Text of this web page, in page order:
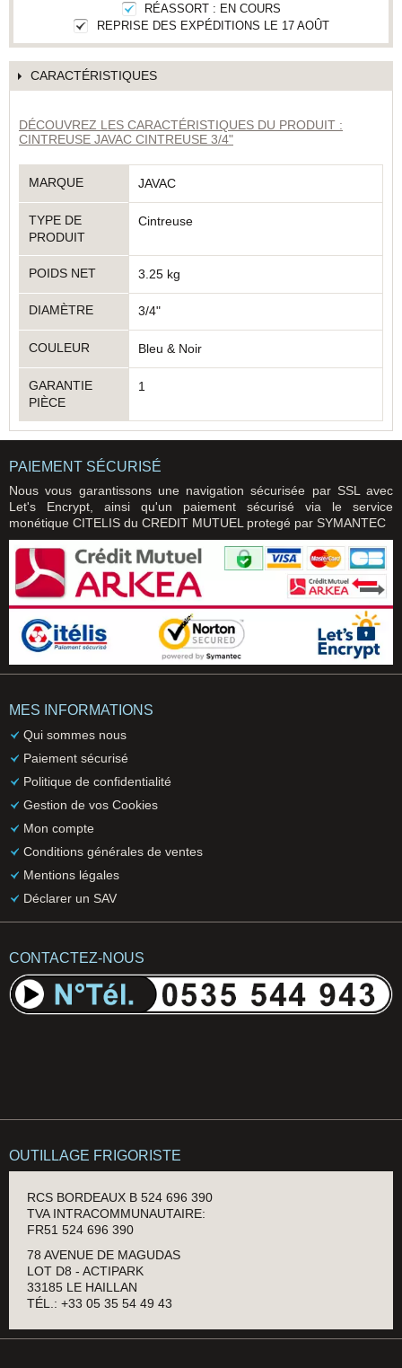
RÉASSORT : EN COURS
REPRISE DES EXPÉDITIONS LE 17 AOÛT
CARACTÉRISTIQUES
DÉCOUVREZ LES CARACTÉRISTIQUES DU PRODUIT :
CINTREUSE JAVAC CINTREUSE 3/4"
MARQUE JAVAC
TYPE DE
PRODUIT
Cintreuse
POIDS NET 3.25 kg
DIAMÈTRE 3/4"
COULEUR Bleu & Noir
GARANTIE
PIÈCE
1
PAIEMENT SÉCURISÉ
Nous vous garantissons une navigation sécurisée par SSL avec
Let's Encrypt, ainsi qu'un paiement sécurisé via le service
monétique CITELIS du CREDIT MUTUEL protegé par SYMANTEC
MES INFORMATIONS
Qui sommes nous
Paiement sécurisé
Politique de confidentialité
Gestion de vos Cookies
Mon compte
Conditions générales de ventes
Mentions légales
Déclarer un SAV
CONTACTEZ-NOUS
OUTILLAGE FRIGORISTE
RCS BORDEAUX B 524 696 390
TVA INTRACOMMUNAUTAIRE:
FR51 524 696 390
78 AVENUE DE MAGUDAS
LOT D8 - ACTIPARK
33185 LE HAILLAN
TÉL.: +33 05 35 54 49 43